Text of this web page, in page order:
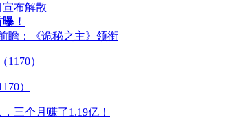
宣布解散
！
瞻：《诡秘之主》领衔
）